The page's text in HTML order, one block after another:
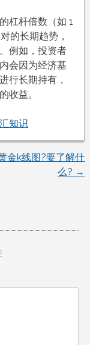
杠杆倍数（如 1
的长期趋势，
例如，投资者
会因为经济基
行长期持有，
收益。
知识
金k线图?要了解什
么? →